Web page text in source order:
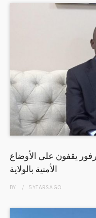
يقفون على الأوضاع
الأمنية بالولاية
BY 5 YEARSAGO